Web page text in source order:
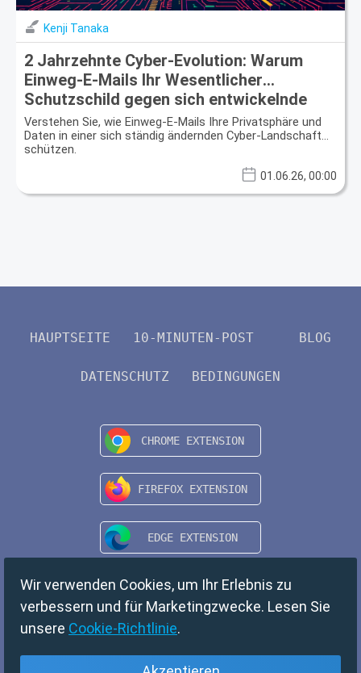
Kenji Tanaka
2 Jahrzehnte Cyber-Evolution: Warum
Einweg-E-Mails Ihr Wesentlicher
Schutzschild gegen sich entwickelnde
Bedrohungen sind
Verstehen Sie, wie Einweg-E-Mails Ihre Privatsphäre und
Daten in einer sich ständig ändernden Cyber-Landschaft
schützen.
01.06.26, 00:00
HAUPTSEITE 10-MINUTEN-POST BLOG
DATENSCHUTZ BEDINGUNGEN
Wir verwenden Cookies, um Ihr Erlebnis zu
verbessern und für Marketingzwecke. Lesen Sie
unsere Cookie-Richtlinie.